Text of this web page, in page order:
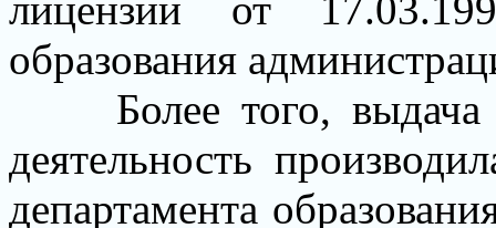
образования
Более того,
деятельность
департамента